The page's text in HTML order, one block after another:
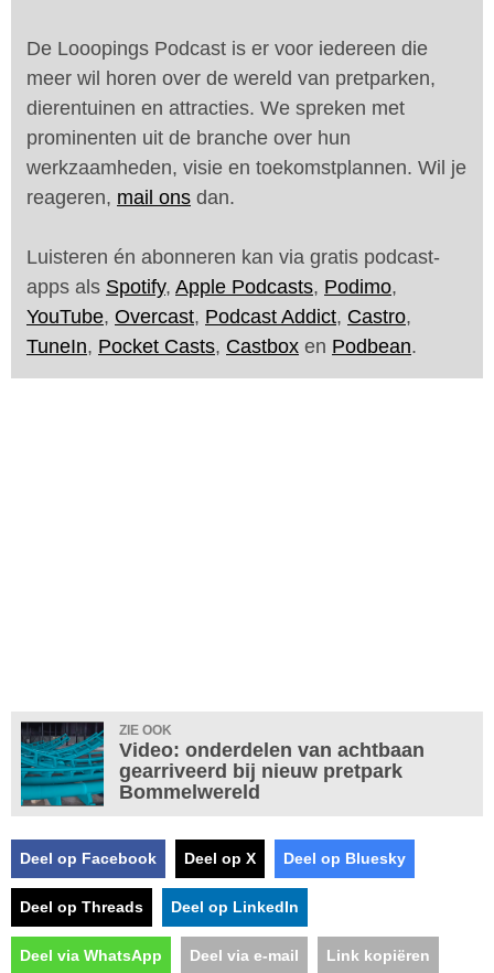
De Looopings Podcast is er voor iedereen die
meer wil horen over de wereld van pretparken,
dierentuinen en attracties. We spreken met
prominenten uit de branche over hun
werkzaamheden, visie en toekomstplannen. Wil je
reageren, mail ons dan.
Luisteren én abonneren kan via gratis podcast-
apps als Spotify, Apple Podcasts, Podimo,
YouTube, Overcast, Podcast Addict, Castro,
TuneIn, Pocket Casts, Castbox en Podbean.
ZIE OOK
Video: onderdelen van achtbaan
gearriveerd bij nieuw pretpark
Bommelwereld
Deel op Facebook Deel op X Deel op Bluesky
Deel op Threads Deel op LinkedIn
Deel via WhatsApp Deel via e-mail Link kopiëren